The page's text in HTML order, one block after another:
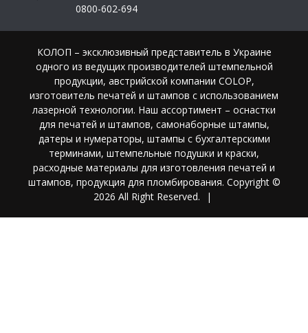
0800-602-694
КОЛОП – эксклюзивный представитель в Украине
одного из ведущих производителей штемпельной
продукции, австрийской компании COLOP,
изготовитель печатей и штампов с использованием
лазерной технологии. Наш ассортимент – оснастки
для печатей и штампов, самонаборные штампы,
датеры и нумераторы, штампы с бухгалтерскими
терминами, штемпельные подушки и краски,
расходные материалы для изготовления печатей и
штампов, продукция для пломбирования. Copyright ©
2026 All Right Reserved.
|